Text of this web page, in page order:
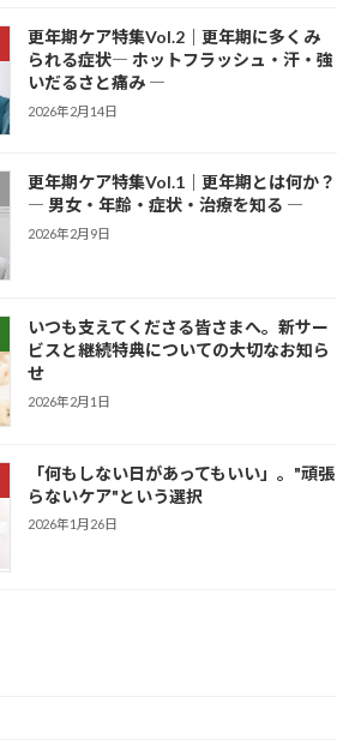
更年期ケア特集Vol.2｜更年期に多くみ
られる症状― ホットフラッシュ・汗・強
いだるさと痛み ―
2026年2月14日
更年期ケア特集Vol.1｜更年期とは何か？
― 男女・年齢・症状・治療を知る ―
2026年2月9日
いつも支えてくださる皆さまへ。新サー
ビスと継続特典についての大切なお知ら
せ
2026年2月1日
「何もしない日があってもいい」。"頑張
らないケア"という選択
2026年1月26日